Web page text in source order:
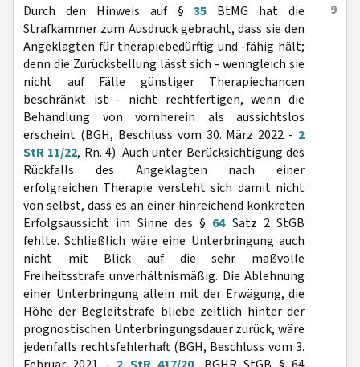
9
Durch den Hinweis auf §35 BtMG hat die
Strafkammer zum Ausdruck gebracht, dass sie den
Angeklagten für therapiebedürftig und -fähig hält;
denn die Zurückstellung lässt sich - wenngleich sie
nicht auf Fälle günstiger Therapiechancen
beschränkt ist - nicht rechtfertigen, wenn die
Behandlung von vornherein als aussichtslos
erscheint (BGH, Beschluss vom 30. März 2022 - 2
StR 11/22, Rn. 4). Auch unter Berücksichtigung des
Rückfalls des Angeklagten nach einer
erfolgreichen Therapie versteht sich damit nicht
von selbst, dass es an einer hinreichend konkreten
Erfolgsaussicht im Sinne des § 64Satz 2 StGB
fehlte. Schließlich wäre eine Unterbringung auch
nicht mit Blick auf die sehr maßvolle
Freiheitsstrafe unverhältnismäßig. Die Ablehnung
einer Unterbringung allein mit der Erwägung, die
Höhe der Begleitstrafe bliebe zeitlich hinter der
prognostischen Unterbringungsdauer zurück, wäre
jedenfalls rechtsfehlerhaft (BGH, Beschluss vom 3.